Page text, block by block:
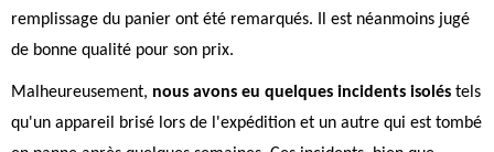
remplissage du panier ont été remarqués. Il est néanmoins jugé
de bonne qualité pour son prix.
Malheureusement, nous avons eu quelques incidents isolés tels
qu'un appareil brisé lors de l'expédition et un autre qui est tombé